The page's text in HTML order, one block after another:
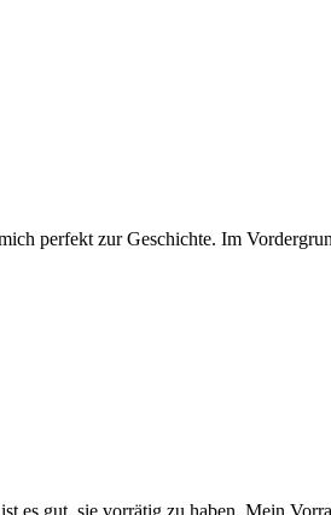
perfekt zur Geschichte. Im
es gut, sie vorrätig zu haben. Mein